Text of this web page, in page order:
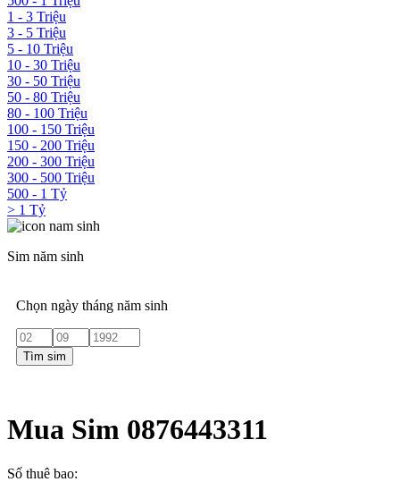
1 - 3 Triệu
3 - 5 Triệu
5 - 10 Triệu
10 - 30 Triệu
30 - 50 Triệu
50 - 80 Triệu
80 - 100 Triệu
100 - 150 Triệu
150 - 200 Triệu
200 - 300 Triệu
300 - 500 Triệu
500 - 1 Tỷ
> 1 Tỷ
Sim năm sinh
Chọn ngày tháng năm sinh
Tìm sim
Mua Sim 0876443311
Số thuê bao: